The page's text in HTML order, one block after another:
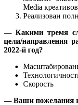
Media
Реализован
— Какими тремя
цели/направления
2022-й год?
Скорость
— Ваши пожелания